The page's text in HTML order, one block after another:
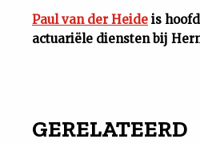
Paul van der Heide is
actuariële diensten bij
GERELATEERD